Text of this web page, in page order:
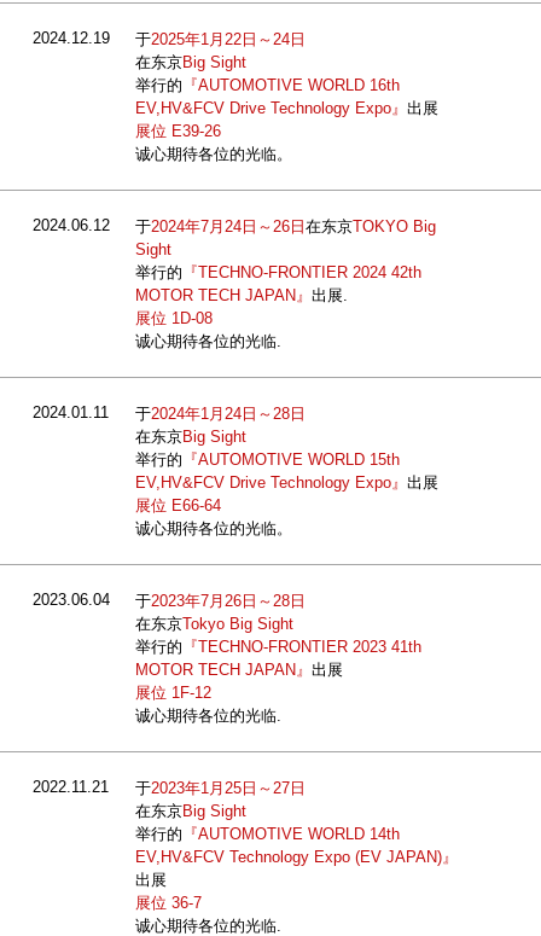
2024.12.19 于2025年1月22日～24日
在东京Big Sight
举行的 『AUTOMOTIVE WORLD 16th
EV,HV&FCV Drive Technology Expo』 出展
展位 E39-26
诚心期待各位的光临。
2024.06.12 于2024年7月24日～26日在东京TOKYO Big
Sight
举行的 『TECHNO-FRONTIER 2024 42th
MOTOR TECH JAPAN』 出展.
展位 1D-08
诚心期待各位的光临.
2024.01.11 于2024年1月24日～28日
在东京Big Sight
举行的 『AUTOMOTIVE WORLD 15th
EV,HV&FCV Drive Technology Expo』 出展
展位 E66-64
诚心期待各位的光临。
2023.06.04 于2023年7月26日～28日
在东京Tokyo Big Sight
举行的 『TECHNO-FRONTIER 2023 41th
MOTOR TECH JAPAN』 出展
展位 1F-12
诚心期待各位的光临.
2022.11.21 于2023年1月25日～27日
在东京Big Sight
举行的 『AUTOMOTIVE WORLD 14th
EV,HV&FCV Technology Expo (EV JAPAN)』
出展
展位 36-7
诚心期待各位的光临.